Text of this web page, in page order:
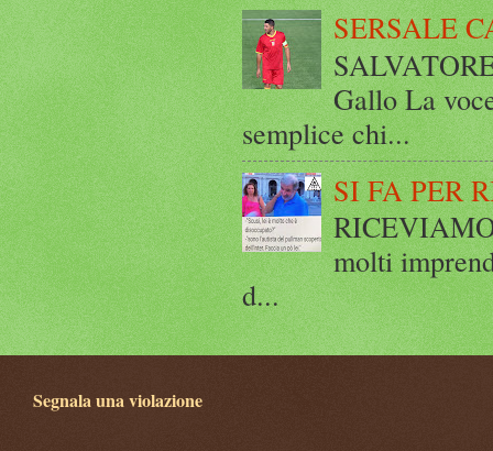
SERSALE
Gallo La
semplice chi...
SI FA PER
molti
d...
Segnala una violazione